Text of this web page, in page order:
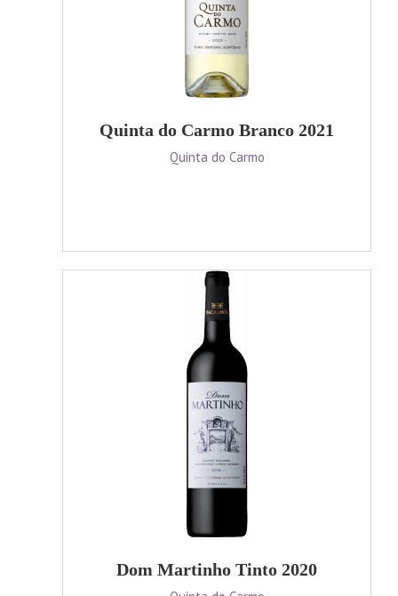
Quinta do Carmo Branco 2021
Quinta do Carmo
Dom Martinho Tinto 2020